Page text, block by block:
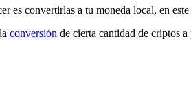
convertirlas a tu moneda local, en
conversión de cierta cantidad de criptos